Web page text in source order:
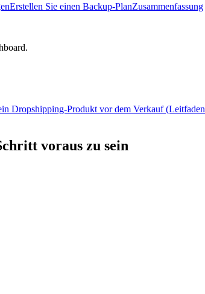
Erstellen Sie einen Backup-PlanZusammenfassung
Dropshipping-Produkt vor dem Verkauf
voraus zu sein